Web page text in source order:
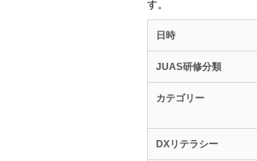
す。
日時
JUAS研修分類
カテゴリー
DXリテラシー